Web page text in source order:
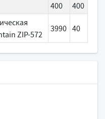
400 400
ZIP-572
3990 40